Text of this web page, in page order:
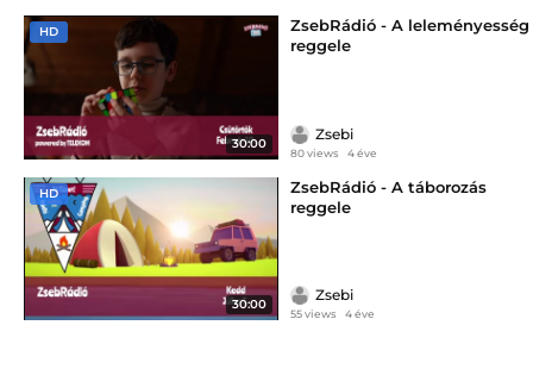
HD
30:00
ZsebRádió - A leleményesség
reggele
Zsebi
80 views 4 éve
HD
30:00
ZsebRádió - A táborozás
reggele
Zsebi
55 views 4 éve